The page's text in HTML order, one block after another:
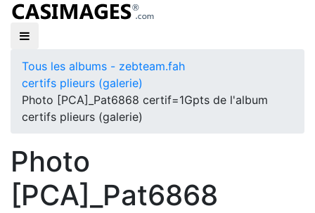
Tous les albums - zebteam.fah
certifs plieurs (galerie)
Photo [PCA]_Pat6868 certif=1Gpts de l'album
certifs plieurs (galerie)
Photo
[PCA]_Pat6868